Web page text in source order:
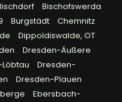
Bischofswerda
Burgstädt
Chemnitz
Dippoldiswalde, OT
Dresden-Äußere
Dresden-
Dresden-Plauen
Ebersbach-